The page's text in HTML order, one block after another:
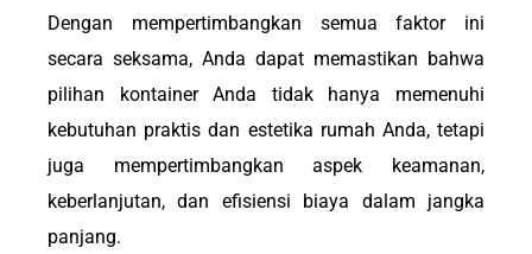
Dengan mempertimbangkan semua faktor ini
secara seksama, Anda dapat memastikan bahwa
pilihan kontainer Anda tidak hanya memenuhi
kebutuhan praktis dan estetika rumah Anda, tetapi
juga mempertimbangkan aspek keamanan,
keberlanjutan, dan efisiensi biaya dalam jangka
panjang.